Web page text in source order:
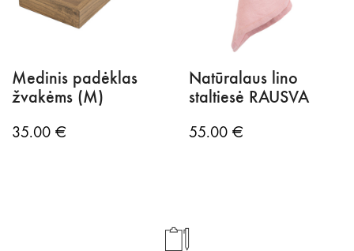
Medinis padėklas
žvakėms (M)
35.00 €
Natūralaus lino
staltiesė RAUSVA
55.00 €